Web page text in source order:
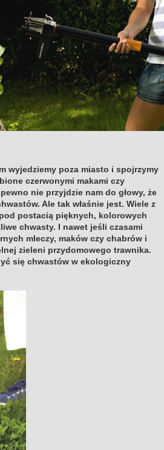
wyjedziemy poza miasto i spojrzymy
czerwonymi makami czy
nie przyjdzie nam do głowy, że
Ale tak właśnie jest. Wiele z
postacią pięknych, kolorowych
chwasty. I nawet jeśli czasami
mleczy, maków czy chabrów i
zieleni przydomowego trawnika.
się chwastów w ekologiczny